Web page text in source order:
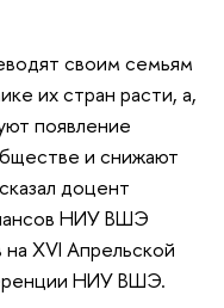
своим семьям
их стран расти, а,
появление
и снижают
доцент
НИУ ВШЭ
XVI Апрельской
НИУ ВШЭ.